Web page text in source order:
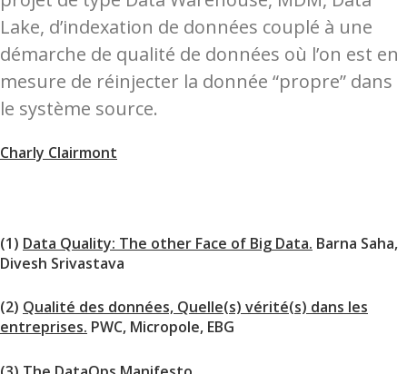
Lake, d’indexation de données couplé à une
démarche de qualité de données où l’on est en
mesure de réinjecter la donnée “propre” dans
le système source.
Charly Clairmont
(1) Data Quality: The other Face of Big Data. Barna Saha,
Divesh Srivastava
(2) Qualité des données, Quelle(s) vérité(s) dans les
entreprises. PWC, Micropole, EBG